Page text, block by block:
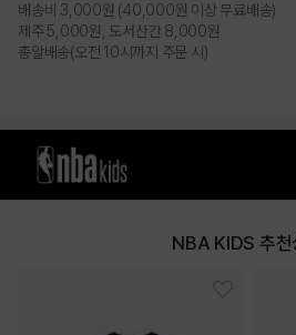
배송비 3,000원 (40,000원 이상 무료배송)
제주 5,000원, 도서산간 8,000원
총알배송(오전 10시까지 주문 시)
NBA KIDS 추천